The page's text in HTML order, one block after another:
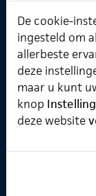
Over ChainWise
Onze belofte
Koppelingen
Partners
ChainWise
De cookie-
ingesteld om
allerbeste
deze
maar u kunt
knop
deze website